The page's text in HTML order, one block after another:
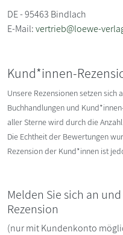
DE - 95463 Bindlach
E-Mail:vertrieb@loewe-
Kund*innen-
Unsere Rezensionen setzen sich
Buchhandlungen und
aller Sterne wird durch die
Die Echtheit der Bewertungen
Rezension der Kund*innen ist
Melden Sie sich an
Rezension
(nur mit Kundenkonto